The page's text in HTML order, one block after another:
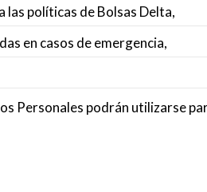
las políticas de Bolsas Delta,
en casos de emergencia,
Personales podrán utilizarse